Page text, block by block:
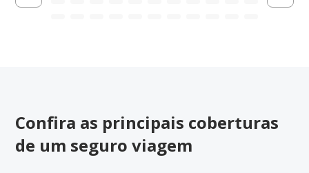
Confira as principais coberturas
de um seguro viagem